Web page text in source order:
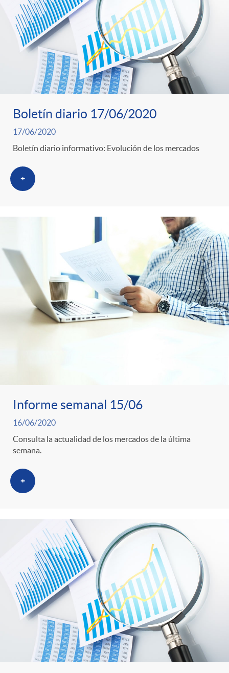
Boletín diario 17/06/2020
17/06/2020
Boletín diario informativo: Evolución de los mercados
+
Informe semanal 15/06
16/06/2020
Consulta la actualidad de los mercados de la última
semana.
+